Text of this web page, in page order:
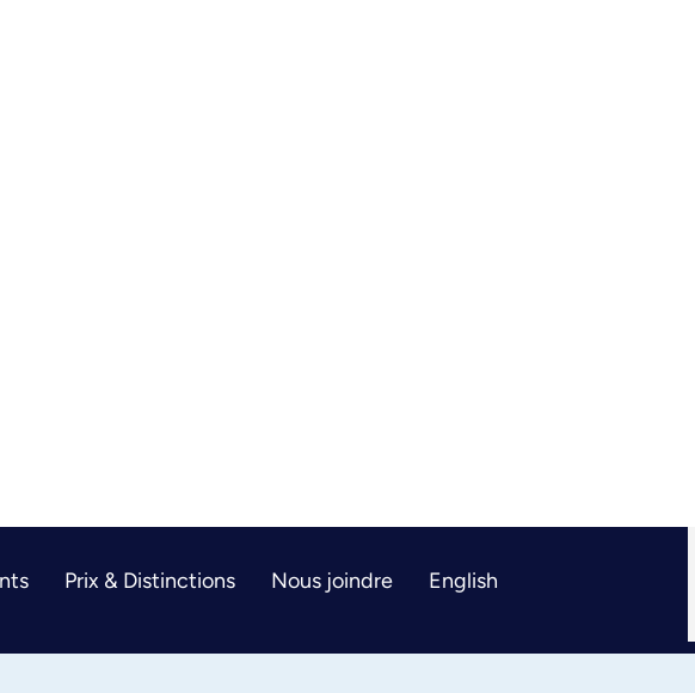
Prix & Distinctions Nous joindre English